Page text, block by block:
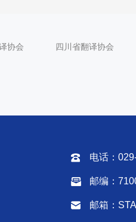
协会 四川省翻译协会
电话：
邮编：
邮箱：